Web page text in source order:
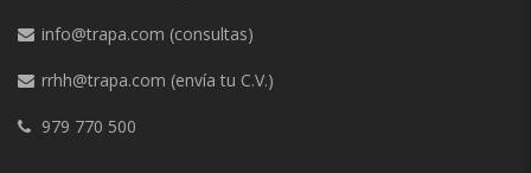
info@trapa.com (consultas)
rrhh@trapa.com (envía tu C.V.)
979 770 500